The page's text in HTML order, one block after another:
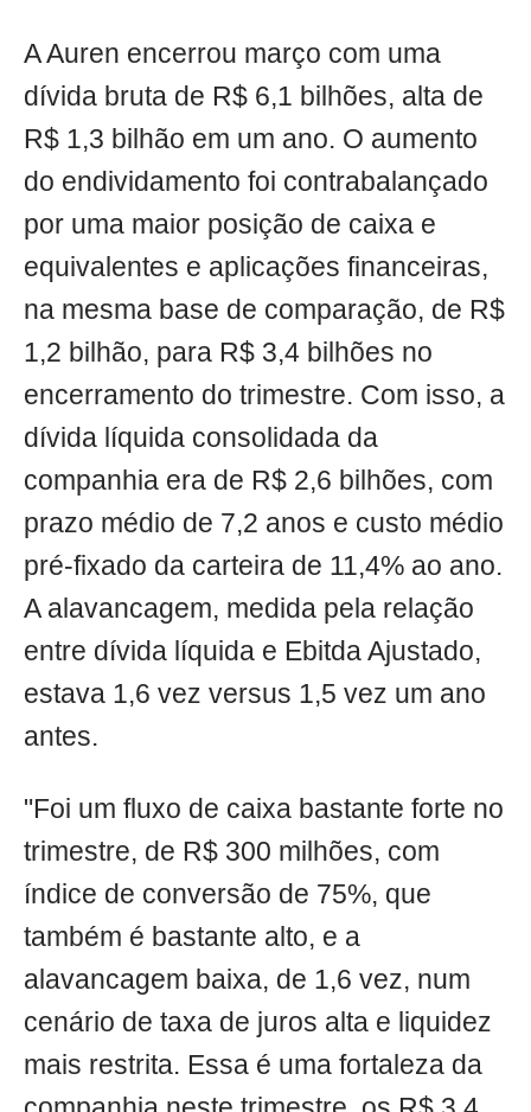
A Auren encerrou março com uma
dívida bruta de R$ 6,1 bilhões, alta de
R$ 1,3 bilhão em um ano. O aumento
do endividamento foi contrabalançado
por uma maior posição de caixa e
equivalentes e aplicações financeiras,
na mesma base de comparação, de R$
1,2 bilhão, para R$ 3,4 bilhões no
encerramento do trimestre. Com isso, a
dívida líquida consolidada da
companhia era de R$ 2,6 bilhões, com
prazo médio de 7,2 anos e custo médio
pré-fixado da carteira de 11,4% ao ano.
A alavancagem, medida pela relação
entre dívida líquida e Ebitda Ajustado,
estava 1,6 vez versus 1,5 vez um ano
antes.
"Foi um fluxo de caixa bastante forte no
trimestre, de R$ 300 milhões, com
índice de conversão de 75%, que
também é bastante alto, e a
alavancagem baixa, de 1,6 vez, num
cenário de taxa de juros alta e liquidez
mais restrita. Essa é uma fortaleza da